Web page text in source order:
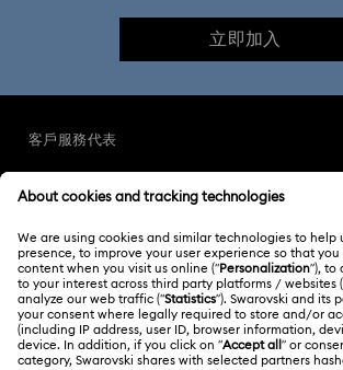
立即加入
客戶服務代表
客戶服務概述
訂購狀況
運送
退貨和換貨
會員
註冊
Swarovski Club
關於我們